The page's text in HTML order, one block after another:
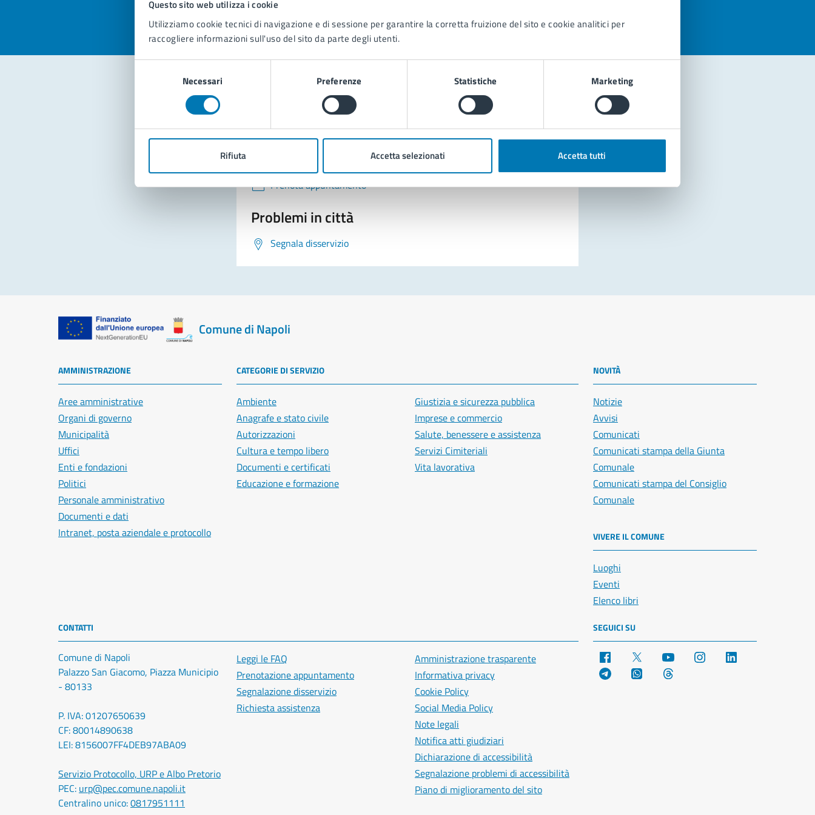
Questo sito web utilizza i cookie
Utilizziamo cookie tecnici di navigazione e di sessione per garantire la corretta fruizione del sito e cookie analitici per
raccogliere informazioni sull'uso del sito da parte degli utenti.
Necessari Preferenze Statistiche Marketing
Rifiuta Accetta selezionati Accetta tutti
Contatta il comune
Leggi le domande frequenti
Prenota appuntamento
Problemi in città
Segnala disservizio
Comune di Napoli
AMMINISTRAZIONE
Aree amministrative
Organi di governo
Municipalità
Uffici
Enti e fondazioni
Politici
Personale amministrativo
Documenti e dati
Intranet, posta aziendale e protocollo
CATEGORIE DI SERVIZIO
Ambiente
Anagrafe e stato civile
Autorizzazioni
Cultura e tempo libero
Documenti e certificati
Educazione e formazione
Giustizia e sicurezza pubblica
Imprese e commercio
Salute, benessere e assistenza
Servizi Cimiteriali
Vita lavorativa
NOVITÀ
Notizie
Avvisi
Comunicati
Comunicati stampa della Giunta
Comunale
Comunicati stampa del Consiglio
Comunale
VIVERE IL COMUNE
Luoghi
Eventi
Elenco libri
CONTATTI
Comune di Napoli
Palazzo San Giacomo, Piazza Municipio
- 80133
P. IVA: 01207650639
CF: 80014890638
LEI: 8156007FF4DEB97ABA09
Servizio Protocollo, URP e Albo Pretorio
PEC: urp@pec.comune.napoli.it
Centralino unico:0817951111
Leggi le FAQ
Prenotazione appuntamento
Segnalazione disservizio
Richiesta assistenza
Amministrazione trasparente
Informativa privacy
Cookie Policy
Social Media Policy
Note legali
Notifica atti giudiziari
Dichiarazione di accessibilità
Segnalazione problemi di accessibilità
Piano di miglioramento del sito
SEGUICI SU
Facebook YouTube Instagram
Telegram WhatsApp